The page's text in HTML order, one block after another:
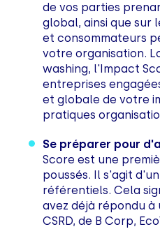
de vos parties
global, ainsi que sur
et consommateurs
votre organisation.
washing, l'Impact
entreprises
et globale de votre
pratiques
Se préparer pour
Score est une
poussés. Il s'agit
référentiels. Cela
avez déjà répondu
CSRD, de B Corp,